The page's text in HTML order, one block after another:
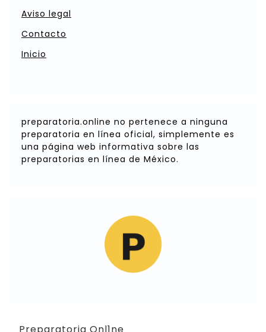
Aviso legal
Contacto
Inicio
preparatoria.online no pertenece a ninguna
preparatoria en línea oficial, simplemente es
una página web informativa sobre las
preparatorias en línea de México.